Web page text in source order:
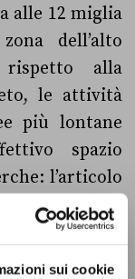
sui cookie
alle 12 miglia
dell’alto
alla
le attività
più lontane
spazio
l’articolo
è pari a
di 227.160
di più